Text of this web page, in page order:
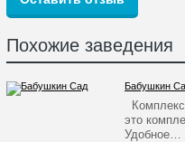
Похожие заведения
Бабушкин
это
Удобное…